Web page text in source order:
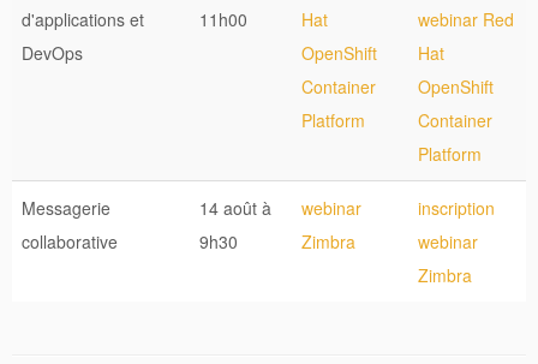
d'applications et
DevOps
11h00
Hat
OpenShift
Container
Platform
webinar Red
Hat
OpenShift
Container
Platform
Messagerie
collaborative
14 août à
9h30
webinar
Zimbra
inscription
webinar
Zimbra